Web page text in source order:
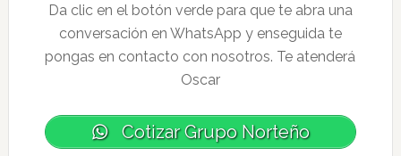
Da clic en el botón verde para que te abra una
conversación en WhatsApp y enseguida te
pongas en contacto con nosotros. Te atenderá
Oscar
Cotizar Grupo Norteño